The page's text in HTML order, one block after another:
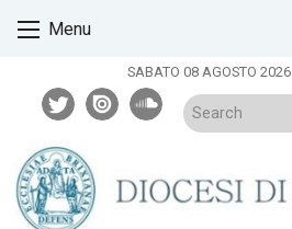
Menu
SABATO 08 AGOSTO 2026
twitterissuusoundcloud